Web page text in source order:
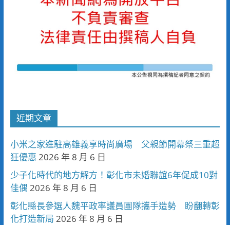
近期文章
小米之家進駐高雄義享時尚廣場 父親節開幕祭三重超
狂優惠 2026 年 8 月 6 日
少子化時代的地方解方！彰化市未婚聯誼6年促成10對
佳偶 2026 年 8 月 6 日
彰化縣長參選人魏平政率議員團隊攜手造勢 盼翻轉彰
化打造新局 2026 年 8 月 6 日